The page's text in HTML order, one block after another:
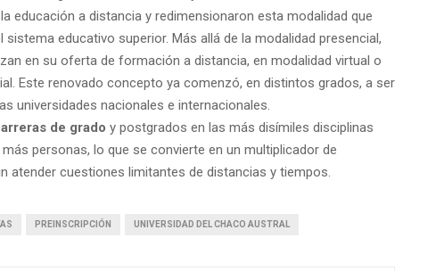
educación a distancia y redimensionaron esta modalidad que
educativo superior. Más allá de la modalidad presencial,
en su oferta de formación a distancia, en modalidad virtual o
Este renovado concepto ya comenzó, en distintos grados, a ser
universidades nacionales e internacionales.
de grado y postgrados en las más disímiles disciplinas
personas, lo que se convierte en un multiplicador de
atender cuestiones limitantes de distancias y tiempos.
PREINSCRIPCIÓN UNIVERSIDAD DEL CHACO AUSTRAL